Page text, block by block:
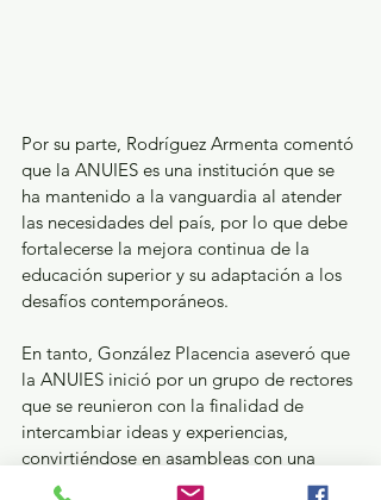
Por su parte, Rodríguez Armenta comentó
que la ANUIES es una institución que se
ha mantenido a la vanguardia al atender
las necesidades del país, por lo que debe
fortalecerse la mejora continua de la
educación superior y su adaptación a los
desafíos contemporáneos.
En tanto, González Placencia aseveró que
la ANUIES inició por un grupo de rectores
que se reunieron con la finalidad de
intercambiar ideas y experiencias,
convirtiéndose en asambleas con una
agenda común a favor de la calidad y